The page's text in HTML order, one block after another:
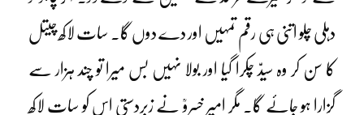
دہلی چلو اتنی ہی رقم تمہیں اور دے دوں گا۔ سات لاکھ چیتل
کا سن کر وہ سیدّ چکرا گیا اور بولا نہیں بس میرا تو چند ہزار سے
گزارا ہو جائے گا۔ مگر امیر خسروؒ نے زبردستی اس کو سات لاکھ